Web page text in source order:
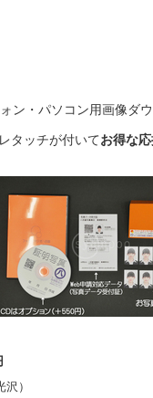
ォン・パソコン用画像ダ
タッチが付いてお得な
）